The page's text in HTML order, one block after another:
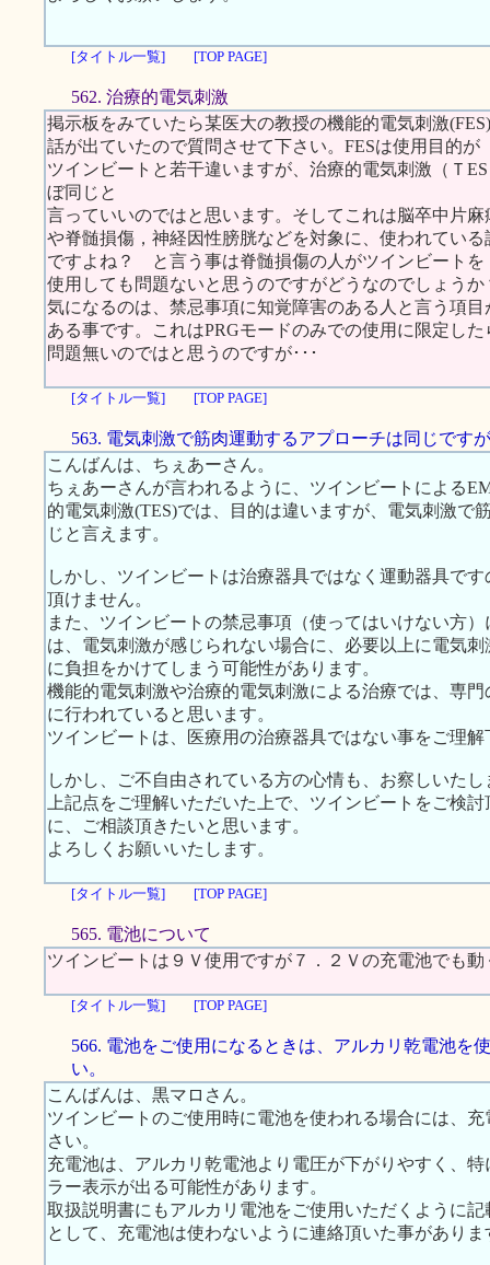
[タイトル一覧] [TOP PAGE]
562. 治療的電気刺激
掲示板をみていたら某医大の教授の機能的電気刺激
話が出ていたので質問させて下さい。FESは使用目的が
ツインビートと若干違いますが、治療的電気刺激（Ｔ
ぼ同じと
言っていいのではと思います。そしてこれは脳卒中片麻
や脊髄損傷，神経因性膀胱などを対象に、使われている
ですよね？ と言う事は脊髄損傷の人がツインビートを
使用しても問題ないと思うのですがどうなのでしょうか
気になるのは、禁忌事項に知覚障害のある人と言う項目
ある事です。これはPRGモードのみでの使用に限定した
問題無いのではと思うのですが･･･
[タイトル一覧] [TOP PAGE]
563. 電気刺激で筋肉運動するアプローチは同じです
こんばんは、ちぇあーさん。
ちぇあーさんが言われるように、ツインビートによる
的電気刺激(TES)では、目的は違いますが、電気刺激で
じと言えます。
しかし、ツインビートは治療器具ではなく運動器具で
頂けません。
また、ツインビートの禁忌事項（使ってはいけない方
は、電気刺激が感じられない場合に、必要以上に電気
に負担をかけてしまう可能性があります。
機能的電気刺激や治療的電気刺激による治療では、専
に行われていると思います。
ツインビートは、医療用の治療器具ではない事をご理解
しかし、ご不自由されている方の心情も、お察しいた
上記点をご理解いただいた上で、ツインビートをご検
に、ご相談頂きたいと思います。
よろしくお願いいたします。
[タイトル一覧] [TOP PAGE]
565. 電池について
ツインビートは９Ｖ使用ですが７．２Ｖの充電池でも動
[タイトル一覧] [TOP PAGE]
566. 電池をご使用になるときは、アルカリ乾電池を
い。
こんばんは、黒マロさん。
ツインビートのご使用時に電池を使われる場合には、
さい。
充電池は、アルカリ乾電池より電圧が下がりやすく、
ラー表示が出る可能性があります。
取扱説明書にもアルカリ電池をご使用いただくように
として、充電池は使わないように連絡頂いた事がありま